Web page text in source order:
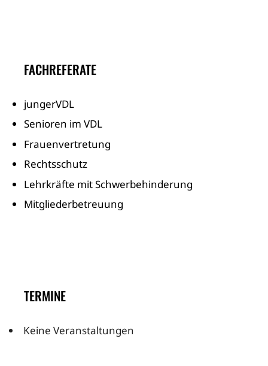
FACHREFERATE
jungerVDL
Senioren im VDL
Frauenvertretung
Rechtsschutz
Lehrkräfte mit Schwerbehinderung
Mitgliederbetreuung
TERMINE
Keine Veranstaltungen